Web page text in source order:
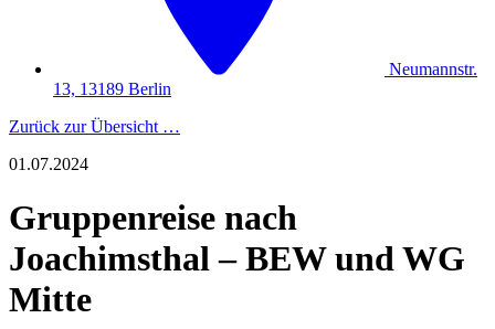
Neumannstr.
13, 13189 Berlin
Zurück zur Übersicht …
01.07.2024
Gruppenreise nach
Joachimsthal – BEW und WG
Mitte